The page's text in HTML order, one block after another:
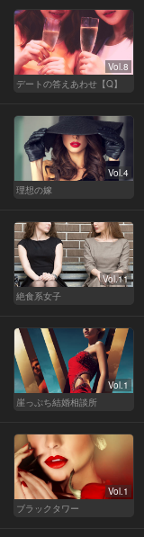
Vol.8
デートの答えあわせ【Q】
Vol.4
理想の嫁
Vol.11
絶食系女子
Vol.1
崖っぷち結婚相談所
Vol.1
ブラックタワー